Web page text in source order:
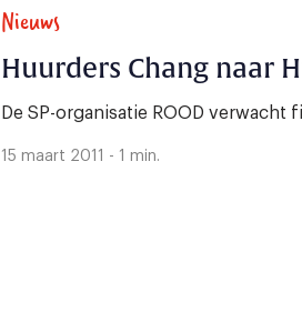
Nieuws
Huurders Chang naar
De SP-organisatie ROOD verwacht
15 maart 2011 - 1 min.